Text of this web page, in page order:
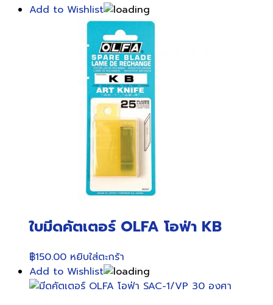
Add to Wishlist
ใบมีดคัตเตอร์ OLFA โอฟ่า KB
฿150.00 หยิบใส่ตะกร้า
Add to Wishlist